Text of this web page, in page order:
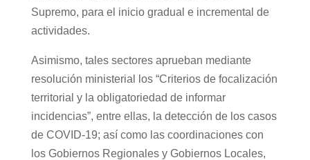
Supremo, para el inicio gradual e incremental de
actividades.
Asimismo, tales sectores aprueban mediante
resolución ministerial los “Criterios de focalización
territorial y la obligatoriedad de informar
incidencias”, entre ellas, la detección de los casos
de COVID-19; así como las coordinaciones con
los Gobiernos Regionales y Gobiernos Locales,